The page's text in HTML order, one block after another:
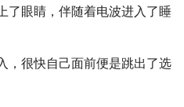
了眼睛，伴随着电波进入了睡
，很快自己面前便是跳出了选